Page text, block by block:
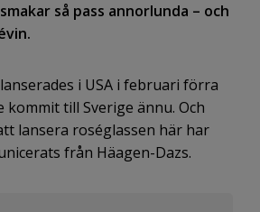
så pass annorlunda – och
i USA i februari förra
till Sverige ännu. Och
lansera roséglassen här har
från Häagen-Dazs.